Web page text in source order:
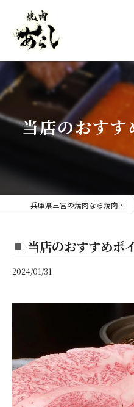
当店のおす
兵庫県三宮の焼肉なら焼肉 あらし
当店のおすすめポ
2024/01/31